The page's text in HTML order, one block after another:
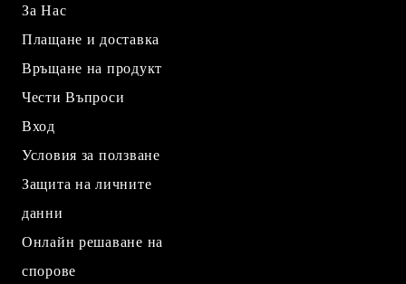
За Нас
Плащане и доставка
Връщане на продукт
Чести Въпроси
Вход
Условия за ползване
Защита на личните
данни
Онлайн решаване на
спорове